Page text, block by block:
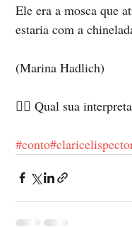
Ele era a mosca que
estaria com a
(Marina Hadlich)
👉🏼 Qual sua
#conto